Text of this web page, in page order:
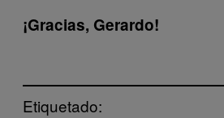
¡Gracias, Gerardo!
Etiquetado: